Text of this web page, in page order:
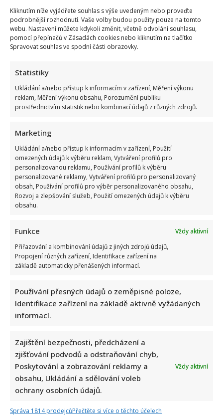
Kliknutím níže vyjádřete souhlas s výše uvedeným nebo proveďte
podrobnější rozhodnutí. Vaše volby budou použity pouze na tomto
webu. Nastavení můžete kdykoli změnit, včetně odvolání souhlasu,
pomocí přepínačů v Zásadách cookies nebo kliknutím na tlačítko
Spravovat souhlas ve spodní části obrazovky.
Statistiky
Ukládání a/nebo přístup k informacím v zařízení, Měření výkonu
reklam, Měření výkonu obsahu, Porozumění publiku
prostřednictvím statistik nebo kombinací údajů z různých zdrojů.
Marketing
Ukládání a/nebo přístup k informacím v zařízení, Použití
omezených údajů k výběru reklam, Vytváření profilů pro
personalizovanou reklamu, Používání profilů k výběru
personalizované reklamy, Vytváření profilů pro personalizovaný
obsah, Používání profilů pro výběr personalizovaného obsahu,
Rozvoj a zlepšování služeb, Použití omezených údajů k výběru
obsahu.
Funkce
Vždy aktivní
Přiřazování a kombinování údajů z jiných zdrojů údajů,
Propojení různých zařízení, Identifikace zařízení na
základě automaticky přenášených informací.
Používání přesných údajů o zeměpisné poloze,
Identifikace zařízení na základě aktivně vyžádaných
informací.
Zajištění bezpečnosti, předcházení a
zjišťování podvodů a odstraňování chyb,
Poskytování a zobrazování reklamy a
obsahu, Ukládání a sdělování voleb
ochrany osobních údajů.
Vždy aktivní
Správa 1814 prodejcůPřečtěte si více o těchto účelech